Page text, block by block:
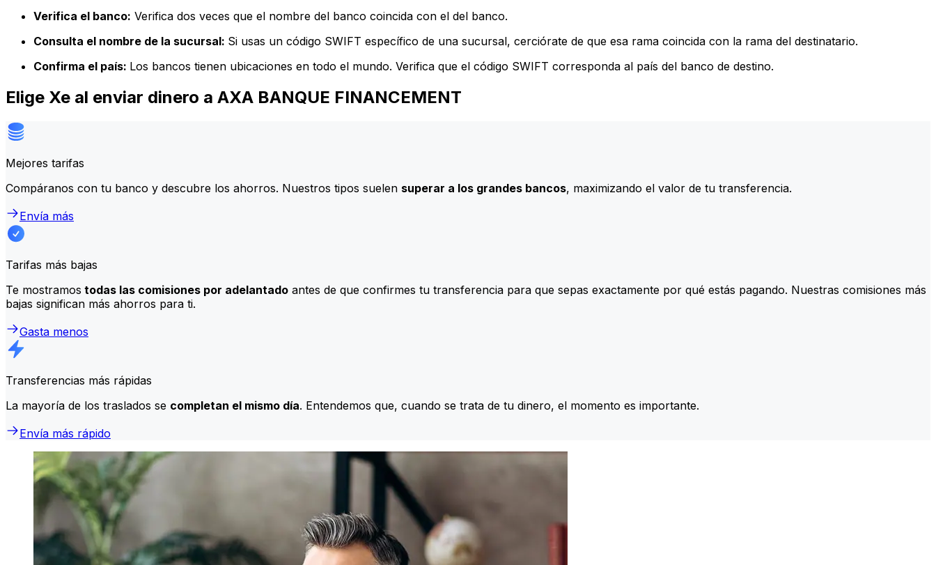
Verifica el banco: Verifica dos veces que el nombre del banco coincida con el del banco.
Consulta el nombre de la sucursal: Si usas un código SWIFT específico de una sucursal, cerciórate de que esa rama coincida con la rama del destinatario.
Confirma el país: Los bancos tienen ubicaciones en todo el mundo. Verifica que el código SWIFT corresponda al país del banco de destino.
Elige Xe al enviar dinero a AXA BANQUE FINANCEMENT
Mejores tarifas
Compáranos con tu banco y descubre los ahorros. Nuestros tipos suelen superar a los grandes bancos, maximizando el valor de tu transferencia.
Envía más
Tarifas más bajas
Te mostramos todas las comisiones por adelantado antes de que confirmes tu transferencia para que sepas exactamente por qué estás pagando. Nuestras comisiones más
bajas significan más ahorros para ti.
Gasta menos
Transferencias más rápidas
La mayoría de los traslados se completan el mismo día. Entendemos que, cuando se trata de tu dinero, el momento es importante.
Envía más rápido